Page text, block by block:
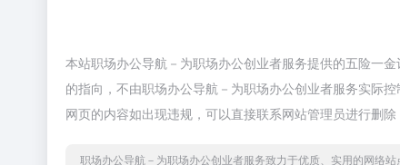
本站职场办公导航－为职场办公创业者服务提供的五险一
的指向，不由职场办公导航－为职场办公创业者服务实际
网页的内容如出现违规，可以直接联系网站管理员进行删
职场办公导航－为职场办公创业者服务致力于优质、实用的网络站